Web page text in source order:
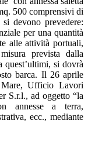
500 comprensivi di
devono prevedere:
per una quantità
alle attività portuali,
prevista dalla
quest’ultimi, si dovrà
barca. Il 26 aprile
Ufficio Lavori
S.r.l., ad oggetto “la
annesse a terra,
ecc., mediante